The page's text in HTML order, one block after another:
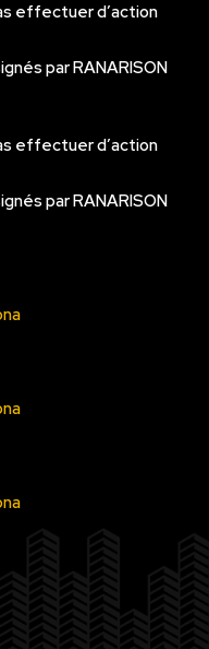
effectuer d’action
par RANARISON
effectuer d’action
par RANARISON